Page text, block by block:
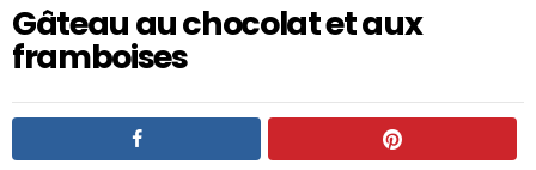
Gâteau au chocolat et aux
framboises